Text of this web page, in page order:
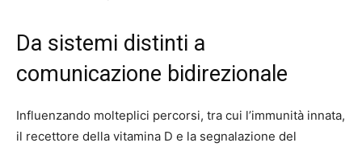
Da sistemi distinti a
comunicazione bidirezionale
Influenzando molteplici percorsi, tra cui l’immunità innata,
il recettore della vitamina D e la segnalazione del